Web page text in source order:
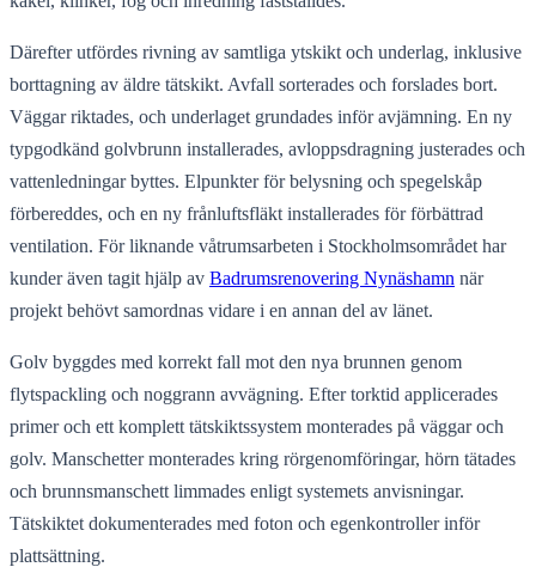
Därefter utfördes rivning av samtliga ytskikt och underlag, inklusive
borttagning av äldre tätskikt. Avfall sorterades och forslades bort.
Väggar riktades, och underlaget grundades inför avjämning. En ny
typgodkänd golvbrunn installerades, avloppsdragning justerades och
vattenledningar byttes. Elpunkter för belysning och spegelskåp
förbereddes, och en ny frånluftsfläkt installerades för förbättrad
ventilation. För liknande våtrumsarbeten i Stockholmsområdet har
kunder även tagit hjälp av Badrumsrenovering Nynäshamn när
projekt behövt samordnas vidare i en annan del av länet.
Golv byggdes med korrekt fall mot den nya brunnen genom
flytspackling och noggrann avvägning. Efter torktid applicerades
primer och ett komplett tätskiktssystem monterades på väggar och
golv. Manschetter monterades kring rörgenomföringar, hörn tätades
och brunnsmanschett limmades enligt systemets anvisningar.
Tätskiktet dokumenterades med foton och egenkontroller inför
plattsättning.